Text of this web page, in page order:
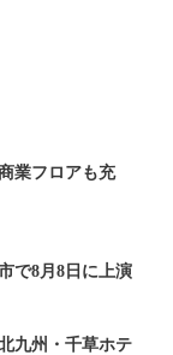
業フロアも充
で8月8日に上演
九州・千草ホテ